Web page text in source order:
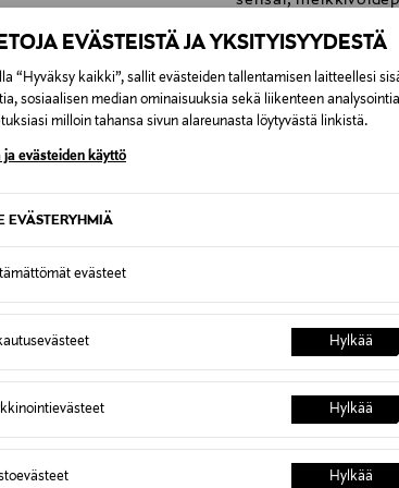
EVÄSTEISTÄ JA YKSITYISYYDESTÄ
“Hyväksy kaikki”, sallit evästeiden tallentamisen laitteellesi
sosiaalisen median ominaisuuksia sekä liikenteen
milloin tahansa sivun alareunasta löytyvästä linkistä.
ja evästeiden käyttö
EVÄSTERYHMIÄ
evästeet
Hylkää
Hylkää
Hylkää
7,90 €–50,00 €
Alk. 6,90 €, kun
palauttaa avaamattomissa
NÄISTÄ